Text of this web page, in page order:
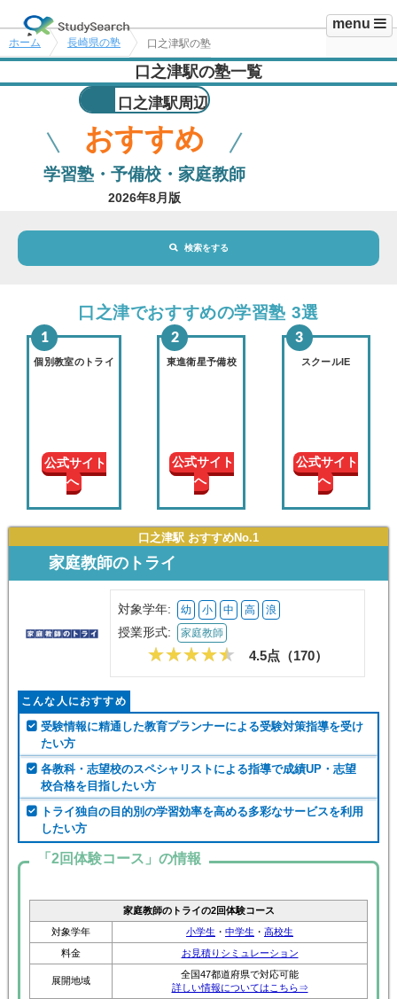
menu
ホーム 長崎県の塾 口之津駅の塾
口之津駅の塾一覧
口之津駅周辺
おすすめ
学習塾・予備校・家庭教師
2026年8月版
検索をする
地域・駅 口之津駅
路線・駅 選択されていません
学年
授業形
式
この条件で絞り込む
口之津でおすすめの学習塾 3選
個別教室のトライ
公式サイト
へ
東進衛星予備校
公式サイト
へ
スクールIE
公式サイト
へ
口之津駅 おすすめNo.1
家庭教師のトライ
対象学年: 幼 小 中 高 浪
授業形式: 家庭教師
4.5点（170）
こんな人におすすめ
受験情報に精通した教育プランナーによる受験対策指導を受け
たい方
各教科・志望校のスペシャリストによる指導で成績UP・志望
校合格を目指したい方
トライ独自の目的別の学習効率を高める多彩なサービスを利用
したい方
「2回体験コース」の情報
家庭教師のトライの2回体験コース
対象学年
小学生 ・ 中学生 ・ 高校生
料金
お見積りシミュレーション
展開地域
全国47都道府県で対応可能
詳しい情報についてはこちら⇒